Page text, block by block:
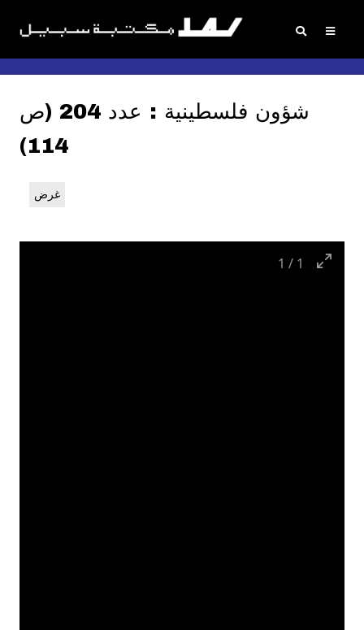
شؤون فلسطينية : عدد 204 (ص
114)
غرض
1 / 1